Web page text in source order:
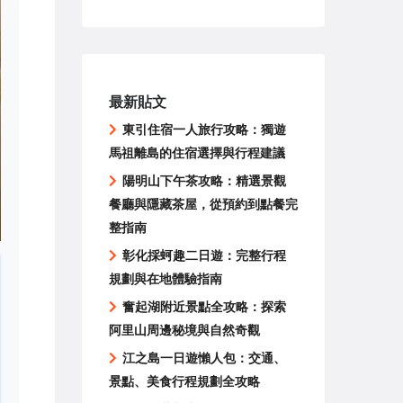
最新貼文
東引住宿一人旅行攻略：獨遊
馬祖離島的住宿選擇與行程建議
陽明山下午茶攻略：精選景觀
餐廳與隱藏茶屋，從預約到點餐完
整指南
彰化採蚵趣二日遊：完整行程
規劃與在地體驗指南
奮起湖附近景點全攻略：探索
阿里山周邊秘境與自然奇觀
江之島一日遊懶人包：交通、
景點、美食行程規劃全攻略